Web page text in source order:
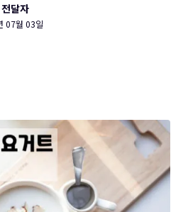
달자
07월 03일